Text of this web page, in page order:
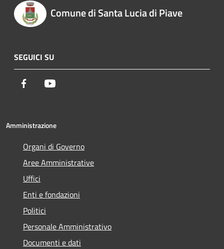
Comune di Santa Lucia di Piave
SEGUICI SU
Facebook
Amministrazione
Organi di Governo
Aree Amministrative
Uffici
Enti e fondazioni
Politici
Personale Amministrativo
Documenti e dati